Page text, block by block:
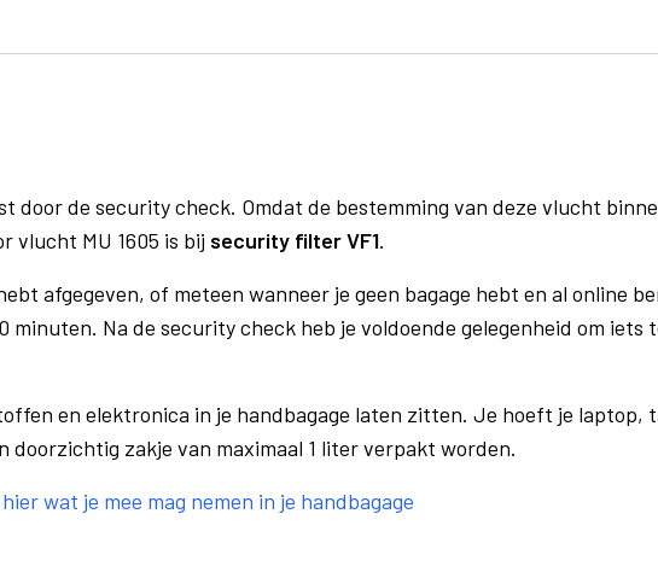
door de security check. Omdat de bestemming van deze vlucht
vlucht MU 1605 is bij security filter VF1.
afgegeven, of meteen wanneer je geen bagage hebt en al online
Na de security check heb je voldoende gelegenheid om iets
en elektronica in je handbagage laten zitten. Je hoeft je laptop,
zakje van maximaal 1 liter verpakt worden.
wat je mee mag nemen in je handbagage